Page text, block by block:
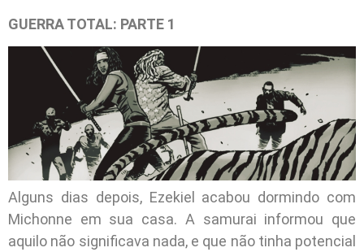
GUERRA TOTAL: PARTE 1
Alguns dias depois, Ezekiel acabou dormindo com
Michonne em sua casa. A samurai informou que
aquilo não significava nada, e que não tinha potencial